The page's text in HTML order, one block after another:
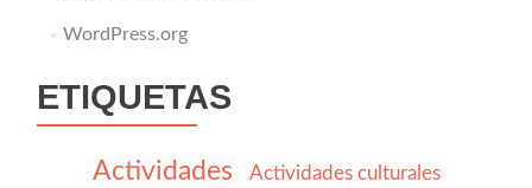
WordPress.org
ETIQUETAS
Actividades Actividades culturales